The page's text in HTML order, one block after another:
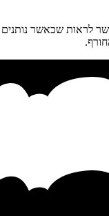
לראות שכאשר